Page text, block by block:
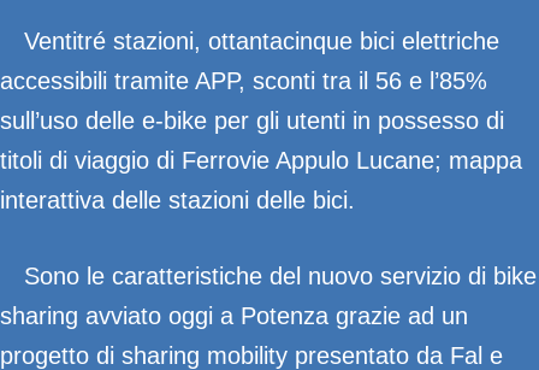
Ventitré stazioni, ottantacinque bici elettriche
accessibili tramite APP, sconti tra il 56 e l’85%
sull’uso delle e-bike per gli utenti in possesso di
titoli di viaggio di Ferrovie Appulo Lucane; mappa
interattiva delle stazioni delle bici.
Sono le caratteristiche del nuovo servizio di bike
sharing avviato oggi a Potenza grazie ad un
progetto di sharing mobility presentato da Fal e